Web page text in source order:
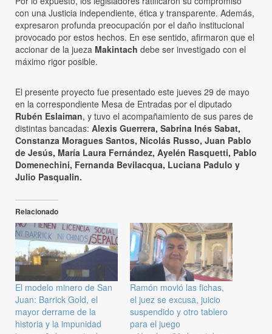
con una Justicia independiente, ética y transparente. Además,
expresaron profunda preocupación por el daño institucional
provocado por estos hechos. En ese sentido, afirmaron que el
accionar de la jueza Makintach debe ser investigado con el
máximo rigor posible.
El presente proyecto fue presentado este jueves 29 de mayo
en la correspondiente Mesa de Entradas por el diputado
Rubén Eslaiman, y tuvo el acompañamiento de sus pares de
distintas bancadas: Alexis Guerrera, Sabrina Inés Sabat,
Constanza Moragues Santos, Nicolás Russo, Juan Pablo
de Jesús, María Laura Fernández, Ayelén Rasquetti, Pablo
Domenechini, Fernanda Bevilacqua, Luciana Padulo y
Julio Pasqualin.
Relacionado
El modelo minero de San
Juan: Barrick Gold, el
mayor derrame de la
historia y la impunidad
Ramón movió las fichas,
el juez se excusa, juicio
suspendido y otro tablero
para el juego